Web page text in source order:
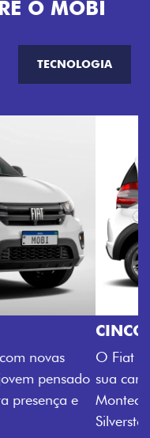
O MOBI
TECNOLOGIA
de cor que é a
Vermelho
Bari e Cinza